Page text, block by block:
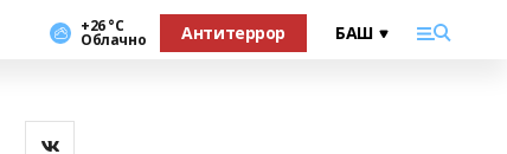
+26 °С
Облачно Антитеррор